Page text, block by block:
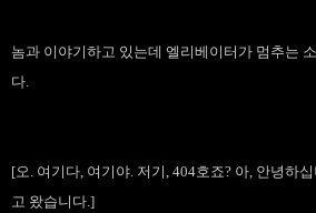
놈과 이야기하고 있는데 엘리베이터가 멈추는
다.
[오. 여기다, 여기야. 저기, 404호죠? 아, 안녕하
고 왔습니다.]